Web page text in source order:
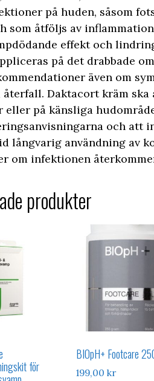
på huden, såsom
som åtföljs av
effekt och
på det drabbade
även om
Daktacort kräm
eller på känsliga
och att
långvarig användning av
om infektionen
produkter
för
BIOpH+ Footcare
199,00 kr